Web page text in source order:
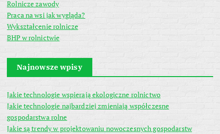
Rolnicze zawody
Praca na wsi jak wygląda?
Wykształcenie rolnicze
BHP w rolnictwie
Najnowsze wpisy
Jakie technologie wspierają ekologiczne rolnictwo
Jakie technologie najbardziej zmieniają współczesne
gospodarstwa rolne
Jakie są trendy w projektowaniu nowoczesnych gospodarstw